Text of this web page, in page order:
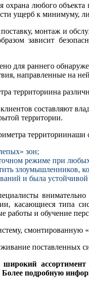
любого
ущерб к минимуму,
поставку, монтаж и
зависит
для раннего
направленные на
территориина
составляют
территории.
территориинаши
зон;
режиме при
злоумышленников,
и была
касающиеся типа
работы и обучение
смонтированную
поставленных
широкий
Более подробную